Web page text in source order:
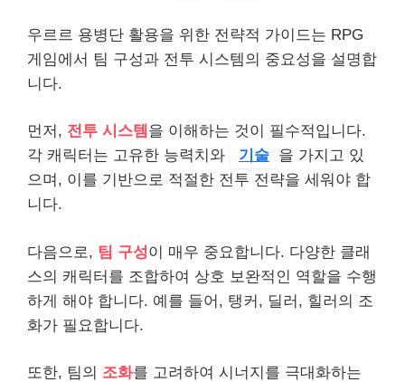
우르르 용병단 활용을 위한 전략적 가이드는 RPG
게임에서 팀 구성과 전투 시스템의 중요성을 설명합
니다.
먼저, 전투 시스템 을 이해하는 것이 필수적입니다.
각 캐릭터는 고유한 능력치와
기술 을 가지고 있
으며, 이를 기반으로 적절한 전투 전략을 세워야 합
니다.
다음으로, 팀 구성이 매우 중요합니다. 다양한 클래
스의 캐릭터를 조합하여 상호 보완적인 역할을 수행
하게 해야 합니다. 예를 들어, 탱커, 딜러, 힐러의 조
화가 필요합니다.
또한, 팀의 조화를 고려하여 시너지를 극대화하는